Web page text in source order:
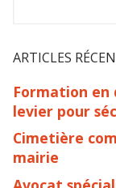
ARTICLES
Formation
levier pour
Cimetière
mairie